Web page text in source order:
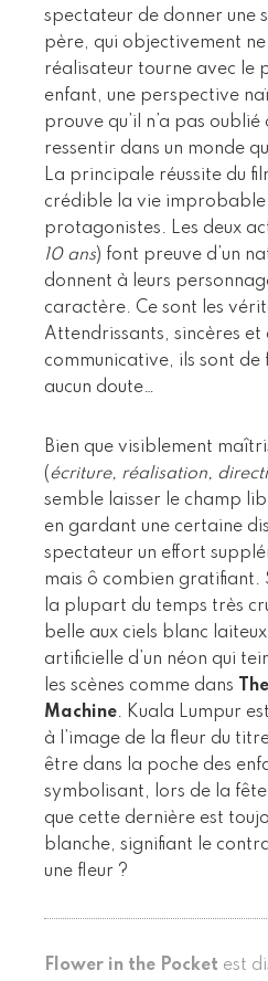
spectateur de donner une
père, qui objectivement
réalisateur tourne avec le
enfant, une perspective
prouve qu’il n’a pas oublié
ressentir dans un monde
La principale réussite du
crédible la vie improbable
protagonistes. Les deux
10 ans) font preuve d’un
donnent à leurs
caractère. Ce sont les
Attendrissants, sincères et
communicative, ils sont de
aucun doute…
Bien que visiblement
(écriture, réalisation,
semble laisser le champ
en gardant une certaine
spectateur un effort
mais ô combien gratifiant.
la plupart du temps très
belle aux ciels blanc
artificielle d’un néon qui
les scènes comme dans
Machine. Kuala Lumpur
à l’image de la fleur du
être dans la poche des
symbolisant, lors de la
que cette dernière est
blanche, signifiant le
une fleur ?
Flower in the Pocket est